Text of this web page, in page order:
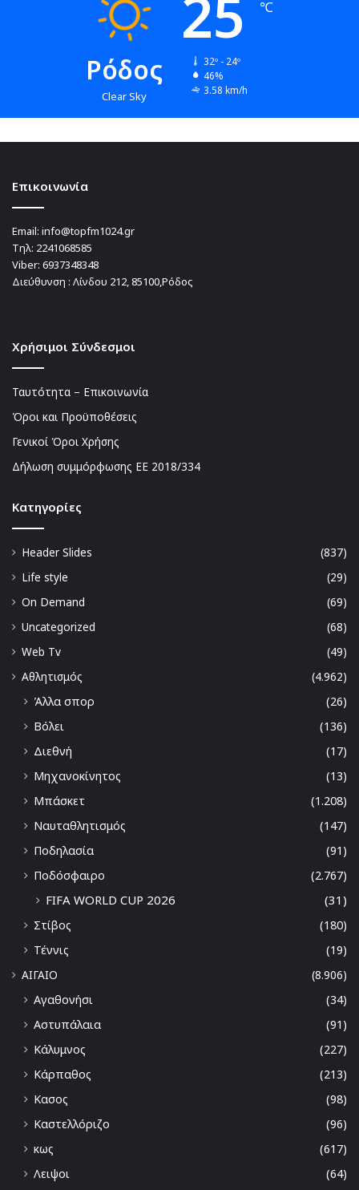
Ρόδος
Clear Sky
25 ℃
32º - 24º
46%
3.58 km/h
Επικοινωνία
Email: info@topfm1024.gr
Τηλ: 2241068585
Viber: 6937348348
Διεύθυνση : Λίνδου 212, 85100,Ρόδος
Χρήσιμοι Σύνδεσμοι
Ταυτότητα – Επικοινωνία
Όροι και Προϋποθέσεις
Γενικοί Όροι Χρήσης
Δήλωση συμμόρφωσης ΕΕ 2018/334
Kατηγορίες
Header Slides
(837)
Life style
(29)
On Demand
(69)
Uncategorized
(68)
Web Tv
(49)
Αθλητισμός
(4.962)
Άλλα σπορ
(26)
Βόλει
(136)
Διεθνή
(17)
Μηχανοκίνητος
(13)
Μπάσκετ
(1.208)
Ναυταθλητισμός
(147)
Ποδηλασία
(91)
Ποδόσφαιρο
(2.767)
FIFA WORLD CUP 2026 (31)
Στίβος
(180)
Τέννις
(19)
ΑΙΓΑΙΟ
(8.906)
Αγαθονήσι
(34)
Αστυπάλαια
(91)
Κάλυμνος
(227)
Κάρπαθος
(213)
Κασος
(98)
Καστελλόριζο
(96)
κως
(617)
Λειψοι
(64)